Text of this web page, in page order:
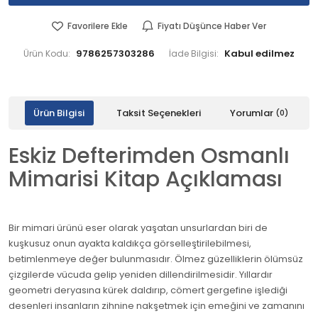
Favorilere Ekle Fiyatı Düşünce Haber Ver
Ürün Kodu: 9786257303286 İade Bilgisi:
Ürün Bilgisi Taksit Seçenekleri Yorumlar (0)
Eskiz Defterimden Osmanlı
Mimarisi Kitap Açıklaması
Bir mimari ürünü eser olarak yaşatan unsurlardan biri de
kuşkusuz onun ayakta kaldıkça görselleştirilebilmesi,
betimlenmeye değer bulunmasıdır. Ölmez güzelliklerin ölümsüz
çizgilerde vücuda gelip yeniden dillendirilmesidir. Yıllardır
geometri deryasına kürek daldırıp, cömert gergefine işlediği
desenleri insanların zihnine nakşetmek için emeğini ve zamanını